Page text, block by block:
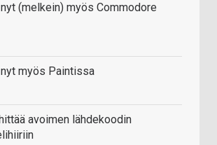
(melkein) myös Commodore
myös Paintissa
avoimen lähdekoodin